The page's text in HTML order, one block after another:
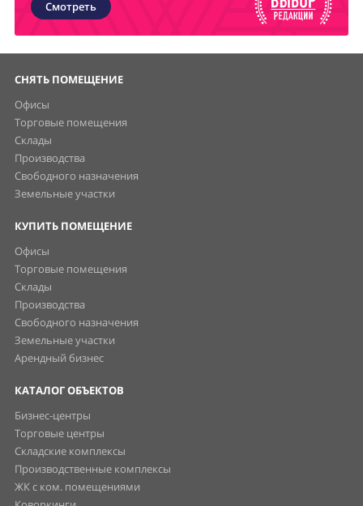
Смотреть
СНЯТЬ ПОМЕЩЕНИЕ
Офисы
Торговые помещения
Склады
Производства
Свободного назначения
Земельные участки
КУПИТЬ ПОМЕЩЕНИЕ
Офисы
Торговые помещения
Склады
Производства
Свободного назначения
Земельные участки
Арендный бизнес
КАТАЛОГ ОБЪЕКТОВ
Бизнес-центры
Торговые центры
Складские комплексы
Производственные комплексы
ЖК с ком. помещениями